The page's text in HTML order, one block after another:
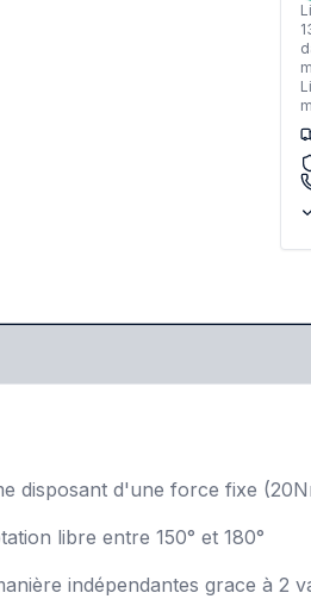
disposant d'une force fixe
libre entre 150° et 180°
indépendantes grace à 2